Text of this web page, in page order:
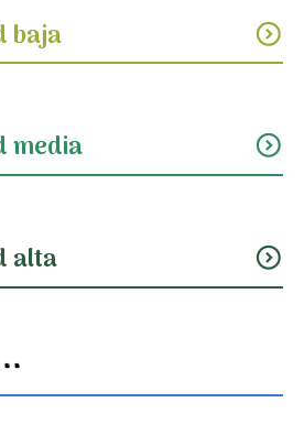
baja expand_circle_down
media expand_circle_down
alta expand_circle_down